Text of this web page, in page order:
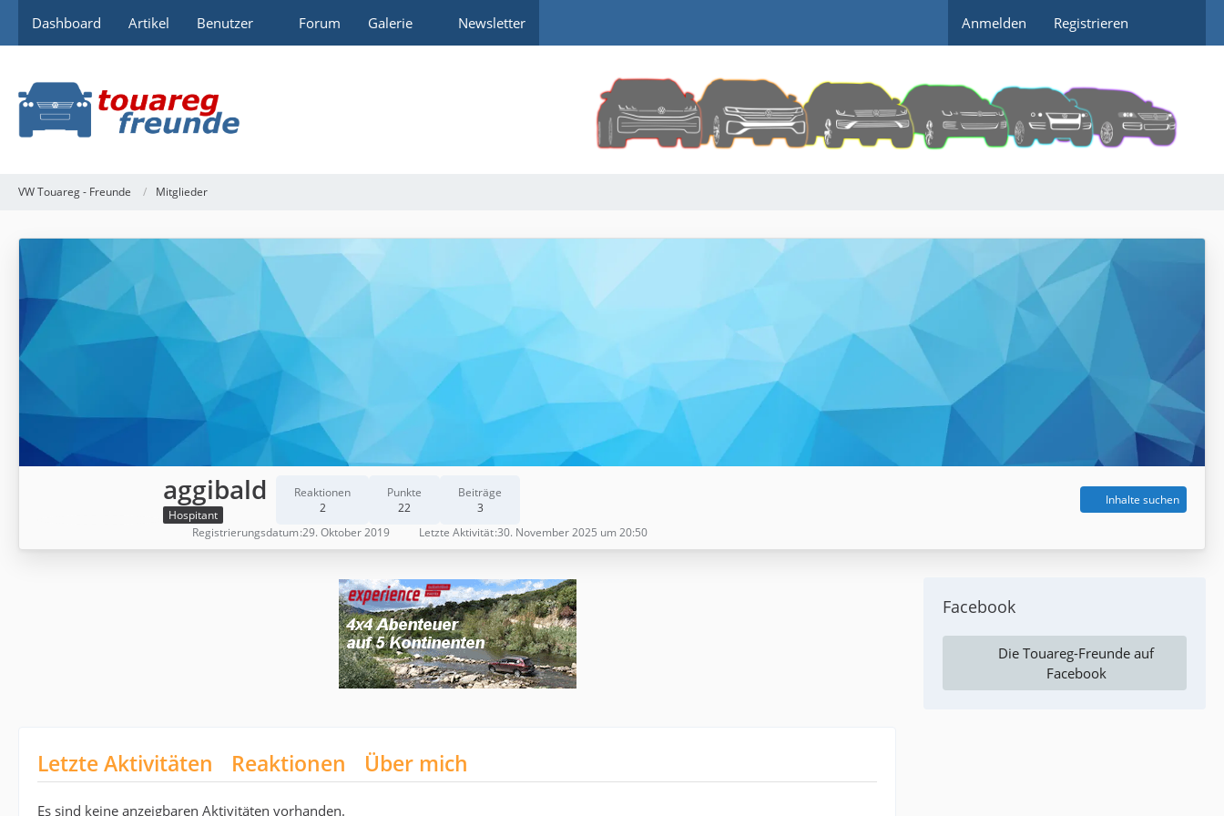
Dashboard Artikel Benutzer Forum Galerie Newsletter Anmelden Registrieren
VW Touareg - Freunde Mitglieder
aggibald
Hospitant
Reaktionen
2
Punkte
22
Beiträge
3
Inhalte suchen
Registrierungsdatum 29. Oktober 2019 Letzte Aktivität 30. November 2025 um 20:50
Letzte Aktivitäten Reaktionen Über mich
Es sind keine anzeigbaren Aktivitäten vorhanden.
Facebook
Die Touareg-Freunde auf
Facebook